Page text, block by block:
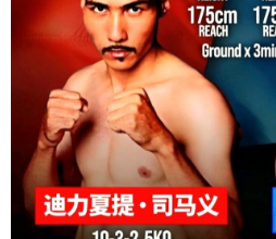
Le Thi Bang hoàn toàn có thể trở
thoại thể thao vĩ đại nhất của đất nước.